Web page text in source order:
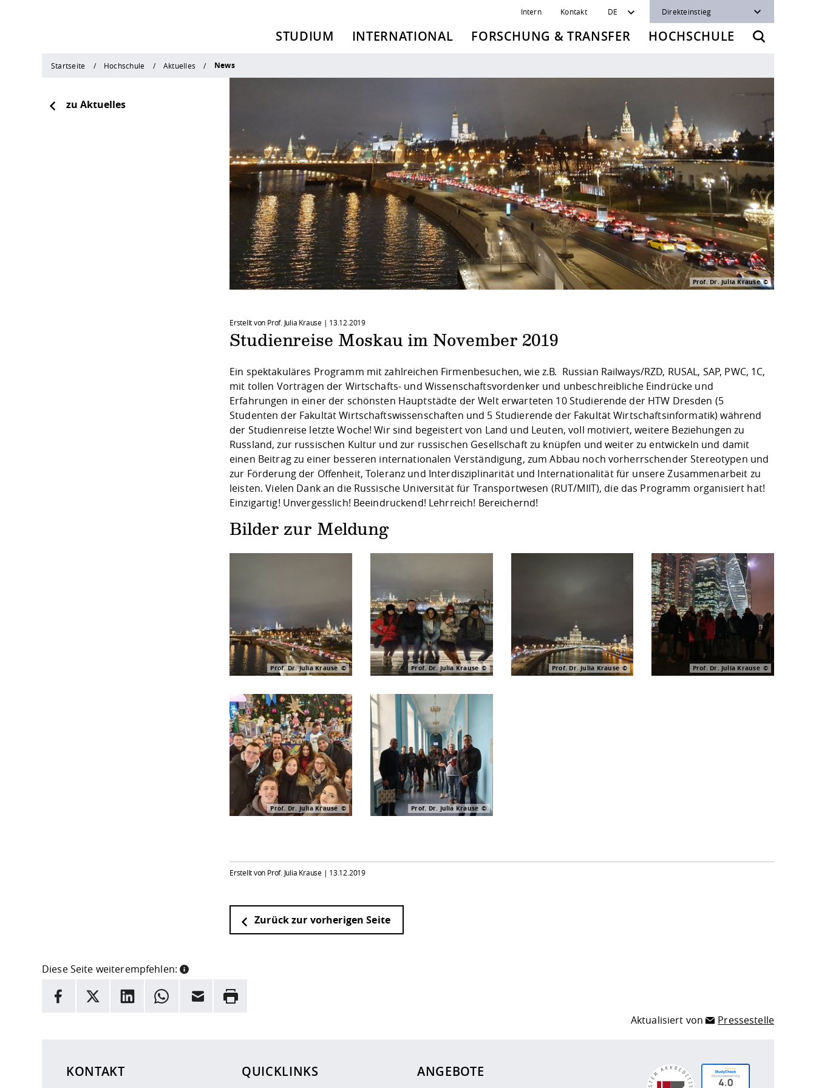
Intern Kontakt DE Direkteinstieg
STUDIUM INTERNATIONAL FORSCHUNG & TRANSFER HOCHSCHULE
Startseite Hochschule Aktuelles News
zu Aktuelles
Prof. Dr. Julia Krause
Erstellt von Prof. Julia Krause | 13.12.2019
Studienreise Moskau im November 2019
Ein spektakuläres Programm mit zahlreichen Firmenbesuchen, wie z.B. Russian Railways/RZD, RUSAL, SAP, PWC, 1C,
mit tollen Vorträgen der Wirtschafts- und Wissenschaftsvordenker und unbeschreibliche Eindrücke und
Erfahrungen in einer der schönsten Hauptstädte der Welt erwarteten 10 Studierende der HTW Dresden (5
Studenten der Fakultät Wirtschaftswissenschaften und 5 Studierende der Fakultät Wirtschaftsinformatik) während
der Studienreise letzte Woche! Wir sind begeistert von Land und Leuten, voll motiviert, weitere Beziehungen zu
Russland, zur russischen Kultur und zur russischen Gesellschaft zu knüpfen und weiter zu entwickeln und damit
einen Beitrag zu einer besseren internationalen Verständigung, zum Abbau noch vorherrschender Stereotypen und
zur Förderung der Offenheit, Toleranz und Interdisziplinarität und Internationalität für unsere Zusammenarbeit zu
leisten. Vielen Dank an die Russische Universität für Transportwesen (RUT/MIIT), die das Programm organisiert hat!
Einzigartig! Unvergesslich! Beeindruckend! Lehrreich! Bereichernd!
Bilder zur Meldung
Prof. Dr. Julia Krause Prof. Dr. Julia Krause Prof. Dr. Julia Krause Prof. Dr. Julia Krause
Prof. Dr. Julia Krause Prof. Dr. Julia Krause
Erstellt von Prof. Julia Krause | 13.12.2019
Zurück zur vorherigen Seite
Diese Seite weiterempfehlen:
INFORMATION
Facebook
X LinkedInWhatsappE-Mail Drucken
Aktualisiert von Pressestelle
KONTAKT QUICKLINKS ANGEBOTE